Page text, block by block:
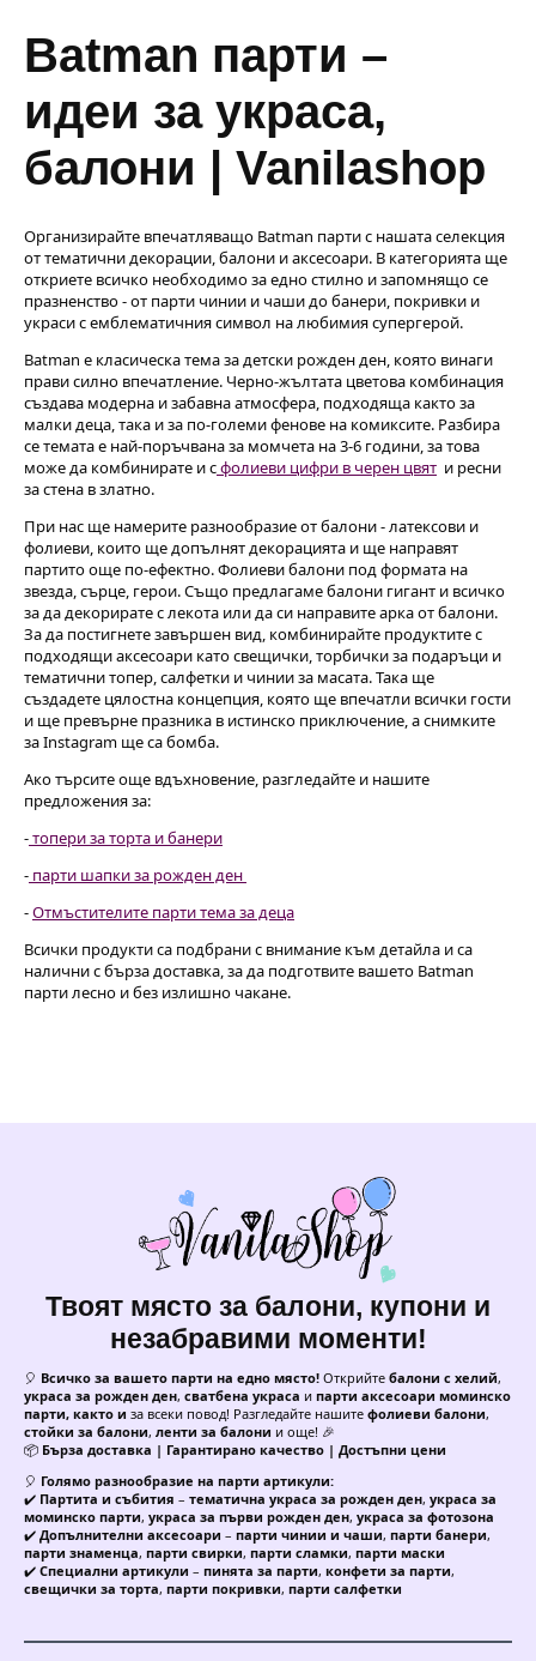
Batman парти –
идеи за украса,
балони | Vanilashop
Организирайте впечатляващо Batman парти с нашата селекция
от тематични декорации, балони и аксесоари. В категорията ще
откриете всичко необходимо за едно стилно и запомнящо се
празненство - от парти чинии и чаши до банери, покривки и
украси с емблематичния символ на любимия супергерой.
Batman е класическа тема за детски рожден ден, която винаги
прави силно впечатление. Черно-жълтата цветова комбинация
създава модерна и забавна атмосфера, подходяща както за
малки деца, така и за по-големи фенове на комиксите. Разбира
се темата е най-поръчвана за момчета на 3-6 години, за това
може да комбинирате и сфолиеви цифри в черен цвят и ресни
за стена в златно.
При нас ще намерите разнообразие от балони - латексови и
фолиеви, които ще допълнят декорацията и ще направят
партито още по-ефектно. Фолиеви балони под формата на
звезда, сърце, герои. Също предлагаме балони гигант и всичко
за да декорирате с лекота или да си направите арка от балони.
За да постигнете завършен вид, комбинирайте продуктите с
подходящи аксесоари като свещички, торбички за подаръци и
тематични топер, салфетки и чинии за масата. Така ще
създадете цялостна концепция, която ще впечатли всички гости
и ще превърне празника в истинско приключение, а снимките
за Instagram ще са бомба.
Ако търсите още вдъхновение, разгледайте и нашите
предложения за:
-топери за торта и банери
- парти шапки за рожден ден
-Отмъстителите парти тема за деца
Всички продукти са подбрани с внимание към детайла и са
налични с бърза доставка, за да подготвите вашето Batman
парти лесно и без излишно чакане.
Твоят място за балони, купони и
незабравими моменти!
🎈 Всичко за вашето парти на едно място! Открийте балони с хелий,
украса за рожден ден, сватбена украса и парти аксесоари моминско
парти, както и за всеки повод! Разгледайте нашите фолиеви балони,
стойки за балони, ленти за балони и още! 🎉
📦 Бърза доставка | Гарантирано качество | Достъпни цени
🎈 Голямо разнообразие на парти артикули:
✔️ Партита и събития – тематична украса за рожден ден, украса за
моминско парти, украса за първи рожден ден, украса за фотозона
✔️ Допълнителни аксесоари – парти чинии и чаши, парти банери,
парти знаменца, парти свирки, парти сламки, парти маски
✔️ Специални артикули – пинята за парти, конфети за парти,
свещички за торта, парти покривки, парти салфетки